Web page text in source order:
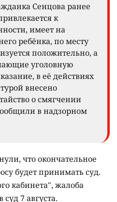
Сенцова ранее
к
имеет на
ребёнка, по месту
положительно, а
уголовную
в её действиях
внесено
о смягчении
в надзорном
что окончательное
будет принимать суд.
кабинета", жалоба
7 августа.